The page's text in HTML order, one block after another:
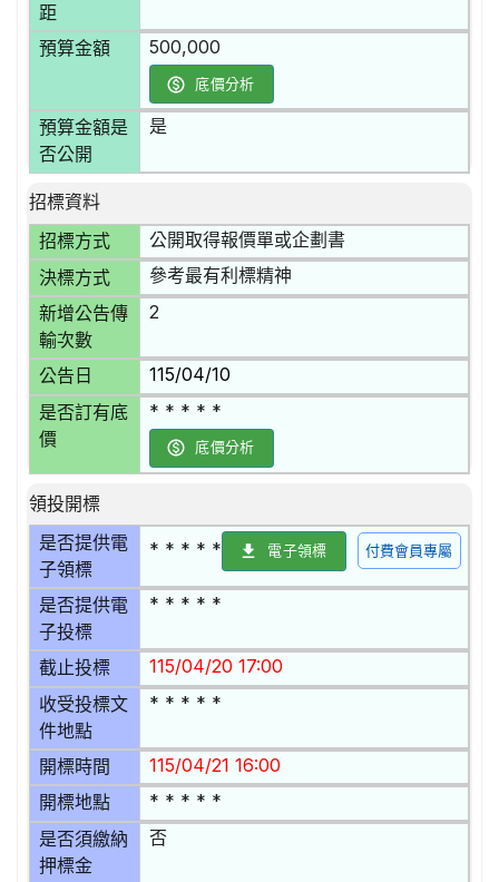
距
預算金額 500,000
底價分析
預算金額是
否公開
是
招標資料
招標方式
公開取得報價單或企劃書
決標方式 參考最有利標精神
新增公告傳
輸次數
2
公告日 115/04/10
是否訂有底
價
* * * * *
底價分析
領投開標
是否提供電
子領標
* * * * * 電子領標 付費會員專屬
是否提供電
子投標
* * * * *
截止投標 115/04/20 17:00
收受投標文
件地點
* * * * *
開標時間 115/04/21 16:00
開標地點 * * * * *
是否須繳納
押標金
否